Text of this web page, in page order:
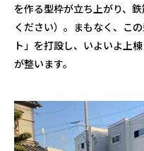
を作る型枠が立ち上がり、
ください）。まもなく、こ
ト」を打設し、いよいよ上
が整います。